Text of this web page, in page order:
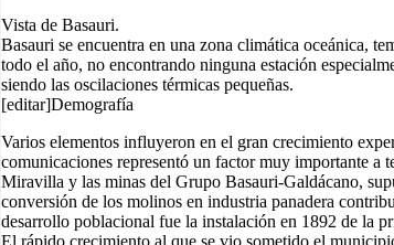
Vista de Basauri.
Basauri se encuentra en una zona climática oceánica,
todo el año, no encontrando ninguna estación
siendo las oscilaciones térmicas pequeñas.
[editar]Demografía
Varios elementos influyeron en el gran crecimiento
comunicaciones representó un factor muy importante a
Miravilla y las minas del Grupo Basauri-Galdácano,
conversión de los molinos en industria panadera
desarrollo poblacional fue la instalación en 1892 de la
El rápido crecimiento al que se vio sometido el